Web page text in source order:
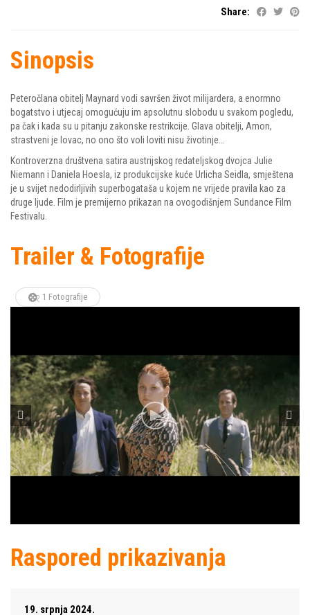
Share:
Sinopsis
Peteročlana obitelj Maynard vodi savršen život milijardera, a enormno
bogatstvo i utjecaj omogućuju im apsolutnu slobodu u svakom pogledu,
pa čak i kada su u pitanju zakonske restrikcije. Glava obitelji, Amon,
strastveni je lovac, no ono što voli loviti nisu životinje…
Kontroverzna društvena satira austrijskog redateljskog dvojca Julie
Niemann i Daniela Hoesla, iz produkcijske kuće Urlicha Seidla, smještena
je u svijet nedodirljivih superbogataša u kojem ne vrijede pravila kao za
druge ljude. Film je premijerno prikazan na ovogodišnjem Sundance Film
Festivalu.
Trailer & Fotografije
1 Fotografije
Raspored prikazivanja
19. srpnja 2024.